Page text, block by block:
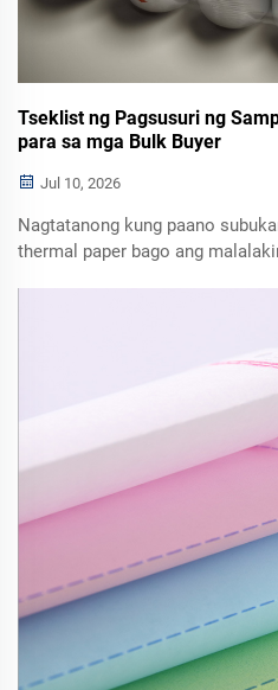
Tseklist ng Pagsusuri ng
para sa mga Bulk Buyer
Jul 10, 2026
Nagtatanong kung paano
thermal paper bago ang
ang mga isyu pagkatapos ng